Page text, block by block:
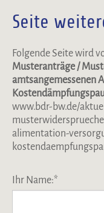
Seite
Folgende Seite wird
Musteranträge /
amtsangemessenen
www.bdr-bw.de/
alimentation-
Ihr Name:*